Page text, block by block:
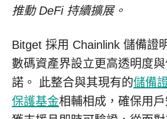
推動 DeFi 持續擴展。
Bitget 採用 Chainlink 儲備證
數碼資產界設立更高透明度
諾。 此整合與其現有的儲備
保護基金相輔相成，確保用